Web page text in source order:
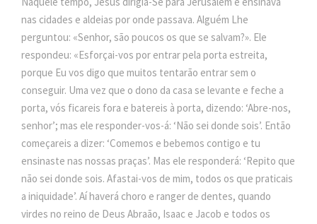
nas cidades e aldeias por onde passava. Alguém Lhe
perguntou: «Senhor, são poucos os que se salvam?». Ele
respondeu: «Esforçai-vos por entrar pela porta estreita,
porque Eu vos digo que muitos tentarão entrar sem o
conseguir. Uma vez que o dono da casa se levante e feche a
porta, vós ficareis fora e batereis à porta, dizendo: ‘Abre-nos,
senhor’; mas ele responder-vos-á: ‘Não sei donde sois’. Então
começareis a dizer: ‘Comemos e bebemos contigo e tu
ensinaste nas nossas praças’. Mas ele responderá: ‘Repito que
não sei donde sois. Afastai-vos de mim, todos os que praticais
a iniquidade’. Aí haverá choro e ranger de dentes, quando
virdes no reino de Deus Abraão, Isaac e Jacob e todos os